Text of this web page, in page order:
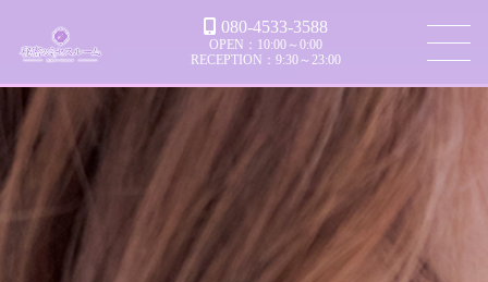
080-4533-3588
OPEN：10:00～0:00
RECEPTION：9:30～23:00